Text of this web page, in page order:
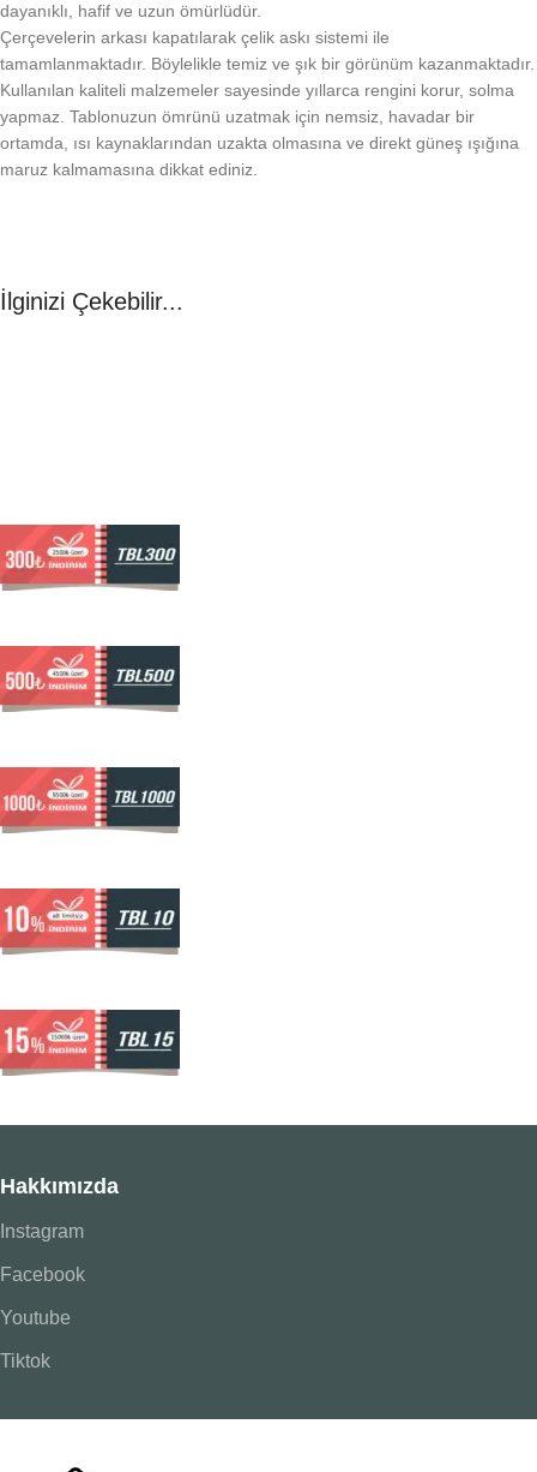
dayanıklı, hafif ve uzun ömürlüdür.
Çerçevelerin arkası kapatılarak çelik askı sistemi ile
tamamlanmaktadır. Böylelikle temiz ve şık bir görünüm kazanmaktadır.
Kullanılan kaliteli malzemeler sayesinde yıllarca rengini korur, solma
yapmaz. Tablonuzun ömrünü uzatmak için nemsiz, havadar bir
ortamda, ısı kaynaklarından uzakta olmasına ve direkt güneş ışığına
maruz kalmamasına dikkat ediniz.
İlginizi Çekebilir...
Hakkımızda
Instagram
Facebook
Youtube
Tiktok